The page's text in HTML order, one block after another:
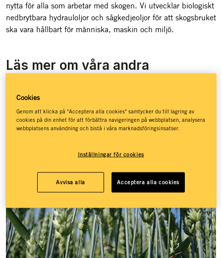
nytta för alla som arbetar med skogen. Vi utvecklar biologiskt
nedbrytbara hydrauloljor och sågkedjeoljor för att skogsbruket
ska vara hållbart för människa, maskin och miljö.
Läs mer om våra andra
Cookies
Genom att klicka på "Acceptera alla cookies" samtycker du till lagring av
cookies på din enhet för att förbättra navigeringen på webbplatsen, analysera
webbplatsens användning och bistå i våra marknadsföringsinsatser.
Inställningar för cookies
Avvisa alla Acceptera alla cookies